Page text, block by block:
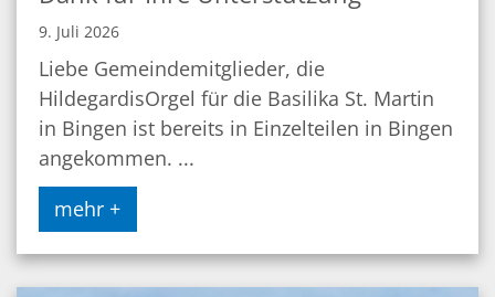
9. Juli 2026
Liebe Gemeindemitglieder, die
HildegardisOrgel für die Basilika St. Martin
in Bingen ist bereits in Einzelteilen in Bingen
angekommen. ...
mehr +